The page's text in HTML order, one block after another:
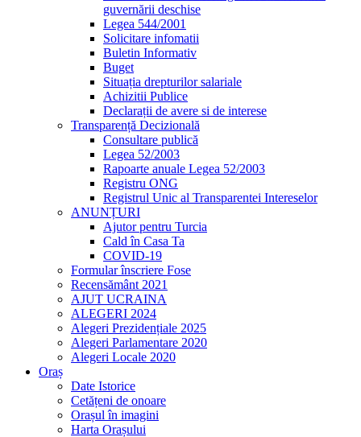
guvernării deschise
Legea 544/2001
Solicitare infomatii
Buletin Informativ
Buget
Situația drepturilor salariale
Achizitii Publice
Declarații de avere si de interese
Transparență Decizională
Consultare publică
Legea 52/2003
Rapoarte anuale Legea 52/2003
Registru ONG
Registrul Unic al Transparentei Intereselor
ANUNȚURI
Ajutor pentru Turcia
Cald în Casa Ta
COVID-19
Formular înscriere Fose
Recensământ 2021
AJUT UCRAINA
ALEGERI 2024
Alegeri Prezidențiale 2025
Alegeri Parlamentare 2020
Alegeri Locale 2020
Oraș
Date Istorice
Cetățeni de onoare
Orașul în imagini
Harta Orașului